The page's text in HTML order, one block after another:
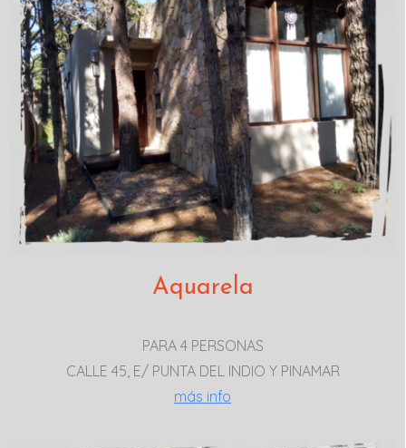
Aquarela
PARA 4 PERSONAS
CALLE 45, E/ PUNTA DEL INDIO Y PINAMAR
más info